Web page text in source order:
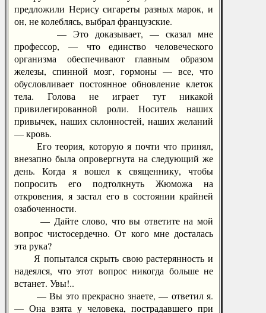
предложили Нерису сигареты разных марок, и
он, не колеблясь, выбрал французские.
— Это доказывает, — сказал мне
профессор, — что единство человеческого
организма обеспечивают главным образом
железы, спинной мозг, гормоны — все, что
обусловливает постоянное обновление клеток
тела. Голова не играет тут никакой
привилегированной роли. Носитель наших
привычек, наших склонностей, наших желаний
— кровь.
Его теория, которую я почти что принял,
внезапно была опровергнута на следующий же
день. Когда я вошел к священнику, чтобы
попросить его подтолкнуть Жюможа на
откровения, я застал его в состоянии крайней
озабоченности.
— Дайте слово, что вы ответите на мой
вопрос чистосердечно. От кого мне досталась
эта рука?
Я попытался скрыть свою растерянность и
надеялся, что этот вопрос никогда больше не
встанет. Увы!..
— Вы это прекрасно знаете, — ответил я.
— Она взята у человека, пострадавшего при